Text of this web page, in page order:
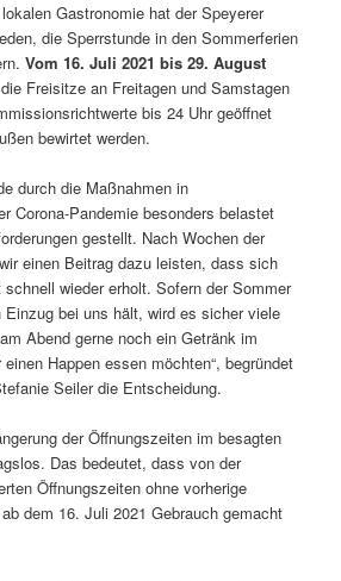
Gastronomie hat der Speyerer
die Sperrstunde in den Sommerferien
Vom 16. Juli 2021 bis 29. August
Freisitze an Freitagen und Samstagen
bis 24 Uhr geöffnet
bewirtet werden.
durch die Maßnahmen in
Corona-Pandemie besonders belastet
gestellt. Nach Wochen der
einen Beitrag dazu leisten, dass sich
wieder erholt. Sofern der Sommer
Einzug bei uns hält, wird es sicher viele
Abend gerne noch ein Getränk im
Happen essen möchten“, begründet
Seiler die Entscheidung.
der Öffnungszeiten im besagten
Das bedeutet, dass von der
Öffnungszeiten ohne vorherige
dem 16. Juli 2021 Gebrauch gemacht